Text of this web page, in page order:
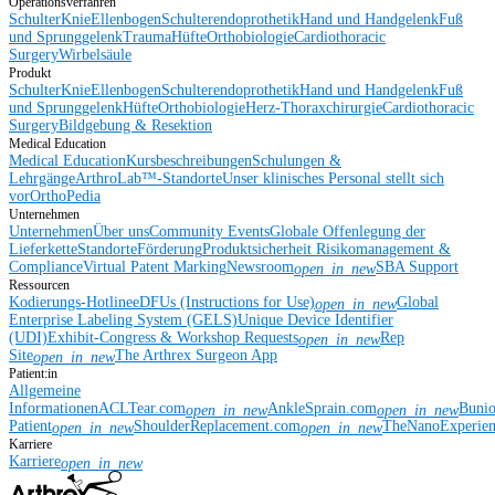
Operationsverfahren
SchulterKnieEllenbogenSchulterendoprothetikHand und HandgelenkFuß
und SprunggelenkTraumaHüfteOrthobiologieCardiothoracic
SurgeryWirbelsäule
Produkt
SchulterKnieEllenbogenSchulterendoprothetikHand und HandgelenkFuß
und SprunggelenkHüfteOrthobiologieHerz-ThoraxchirurgieCardiothoracic
SurgeryBildgebung & Resektion
Medical Education
Medical EducationKursbeschreibungenSchulungen &
LehrgängeArthroLab™-StandorteUnser klinisches Personal stellt sich
vorOrthoPedia
Unternehmen
UnternehmenÜber unsCommunity EventsGlobale Offenlegung der
LieferketteStandorteFörderungProduktsicherheit Risikomanagement &
ComplianceVirtual Patent MarkingNewsroomopen_in_newSBA Support
Ressourcen
Kodierungs-HotlineeDFUs (Instructions for Use)open_in_newGlobal
Enterprise Labeling System (GELS)Unique Device Identifier
(UDI)Exhibit-Congress & Workshop Requestsopen_in_newRep
Siteopen_in_newThe Arthrex Surgeon App
Patient:in
Allgemeine
InformationenACLTear.comopen_in_newAnkleSprain.comopen_in_new
Patientopen_in_newShoulderReplacement.comopen_in_new
Karriere
Karriereopen_in_new